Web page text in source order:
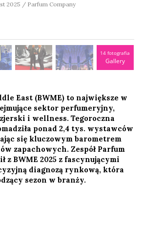
2025 / Parfum Company
14 fotografia
Gallery
East (BWME) to największe w
sektor perfumeryjny,
i wellness. Tegoroczna
ponad 2,4 tys. wystawców
się kluczowym barometrem
zapachowych. Zespół Parfum
z BWME 2025 z fascynującymi
diagnozą rynkową, która
sezon w branży.